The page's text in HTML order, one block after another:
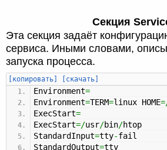
Секция
Эта секция задаёт
сервиса. Иными словами,
запуска процесса.
[копировать] [скачать]
Environment=
Environment=TERM=linux HOME
ExecStart=
ExecStart=/usr/bin/htop
StandardInput=tty-fail
StandardOutput=tty